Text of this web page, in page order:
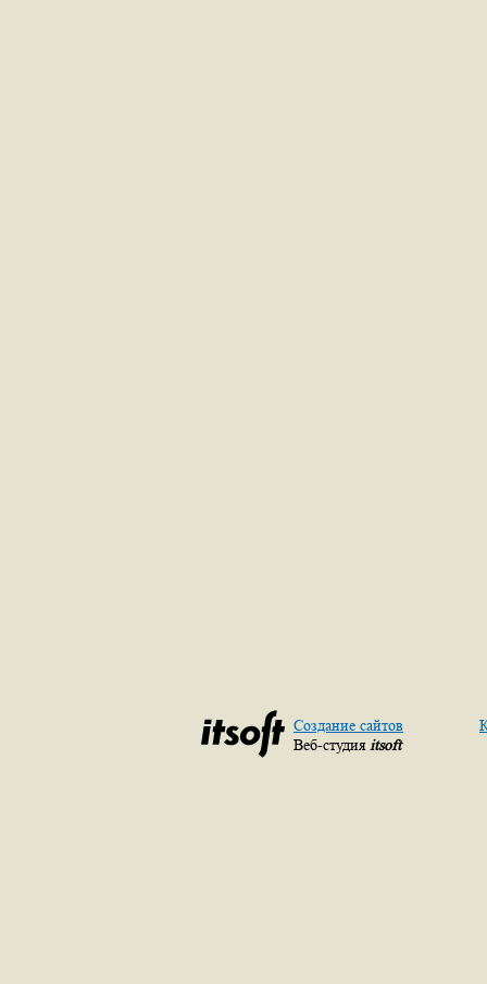
Создание сайтов
Веб-студия itsoft